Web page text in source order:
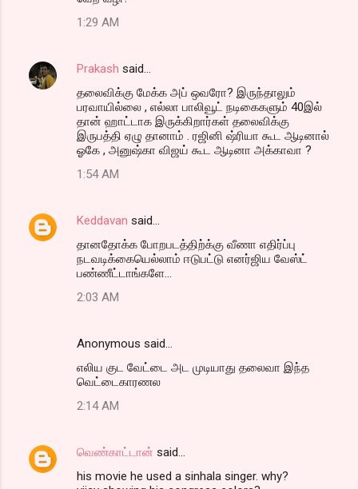
1:29 AM
Prakash said…
தலைவிக்கு மேக்க அப் ஒவரோ? இருந்தாலும்
பரவாயில்லை , எல்லா பாலிவூட் நடிகைகளும் 40இல்
தான் ஹாட்டாக இருக்கிறார்கள் தலைவிக்கு
இருபத்தி ஏழு தானாம் . ரஜினி ஷ்ரியா கூட ஆடினால்
ஓகே , அனுஷ்கா விஜய் கூட ஆடினா அக்காவா ?
1:54 AM
Keddavan said…
தானதோக்க போறபடத்திற்க்கு வீணா எதிர்ப்பு
நடவடிக்கையெல்லாம் ஈடுபட்டு எனர்ஜிய வேஸ்ட்
பண்ணீட்டாங்களே...
2:03 AM
Anonymous said…
எலிய குட வேட்டை அட முடியாது தலைவா இந்த
வெட்டைகாரணல
2:14 AM
வெண்காட்டான் said…
his movie he used a sinhala singer. why?